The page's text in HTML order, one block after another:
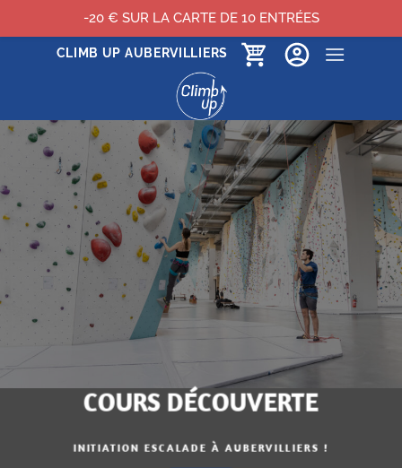
CLIMB UP AUBERVILLIERS
COURS DÉCOUVERTE
INITIATION ESCALADEÀ AUBERVILLIERS !
-20 € SUR LA CARTE DE 10 ENTRÉES